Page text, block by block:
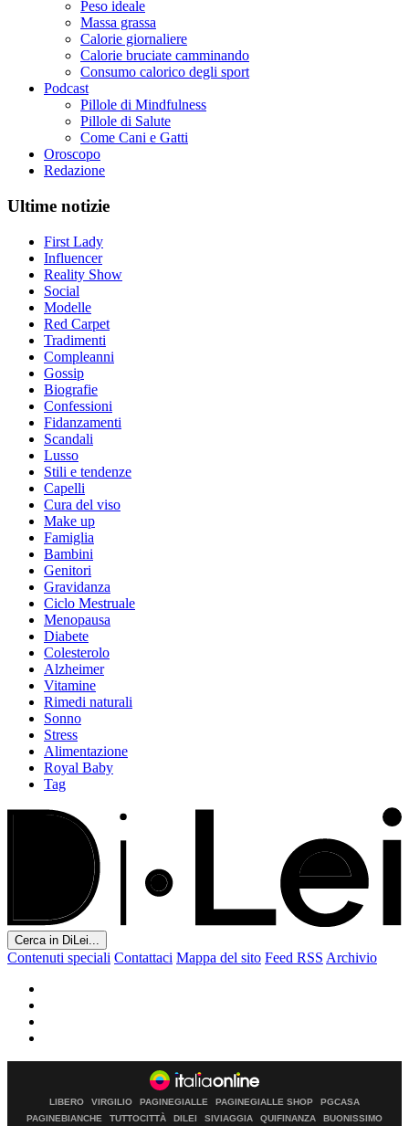
Peso ideale
Massa grassa
Calorie giornaliere
Calorie bruciate camminando
Consumo calorico degli sport
Podcast
Pillole di Mindfulness
Pillole di Salute
Come Cani e Gatti
Oroscopo
Redazione
Ultime notizie
First Lady
Influencer
Reality Show
Social
Modelle
Red Carpet
Tradimenti
Compleanni
Gossip
Biografie
Confessioni
Fidanzamenti
Scandali
Lusso
Stili e tendenze
Capelli
Cura del viso
Make up
Famiglia
Bambini
Genitori
Gravidanza
Ciclo Mestruale
Menopausa
Diabete
Colesterolo
Alzheimer
Vitamine
Rimedi naturali
Sonno
Stress
Alimentazione
Royal Baby
Tag
Cerca in DiLei...
Contenuti speciali Contattaci Mappa del sito Feed RSS Archivio
LIBERO VIRGILIO PAGINEGIALLE PAGINEGIALLE SHOP
PGCASA
PAGINEBIANCHE
TUTTOCITTÀ DILEI SIVIAGGIA QUIFINANZA
BUONISSIMO